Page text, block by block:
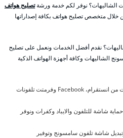
الشاليهات؟ نوفر لكم خدمة ورشةتصليح هواتف
خلال متخصص تصليح هواتف بكافة إصداراتها
نقدم أفضل الخدمات ونعمل على تصليح
الشاليهات وكافة أجهزة الهواتف الذكية
تنزيل برامج اندرويد وتنزيل كافة تطبيقات من انستقرام، Facebook وفرمتت تلفونات
شاشة للتلفون والايباد وكفرات ونوفر
شاشة تلفون سامسونج وتوفير